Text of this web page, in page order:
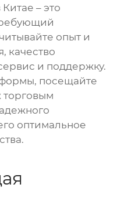
– это
опыт и
качество
и поддержку.
посещайте
торговым
оптимальное